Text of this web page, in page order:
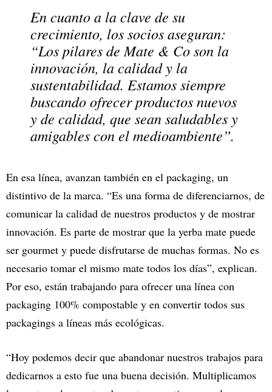
En cuanto a la clave de su
crecimiento, los socios aseguran:
“Los pilares de Mate & Co son la
innovación, la calidad y la
sustentabilidad. Estamos siempre
buscando ofrecer productos nuevos
y de calidad, que sean saludables y
amigables con el medioambiente”.
En esa línea, avanzan también en el packaging, un
distintivo de la marca. “Es una forma de diferenciarnos, de
comunicar la calidad de nuestros productos y de mostrar
innovación. Es parte de mostrar que la yerba mate puede
ser gourmet y puede disfrutarse de muchas formas. No es
necesario tomar el mismo mate todos los días”, explican.
Por eso, están trabajando para ofrecer una línea con
packaging 100% compostable y en convertir todos sus
packagings a líneas más ecológicas.
“Hoy podemos decir que abandonar nuestros trabajos para
dedicarnos a esto fue una buena decisión. Multiplicamos